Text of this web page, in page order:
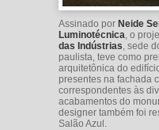
Assinado por Neide
Luminotécnica, o
das Indústrias, sede
paulista, teve como
arquitetônica do
presentes na fachada
correspondentes às
acabamentos do
designer também foi
Salão Azul.